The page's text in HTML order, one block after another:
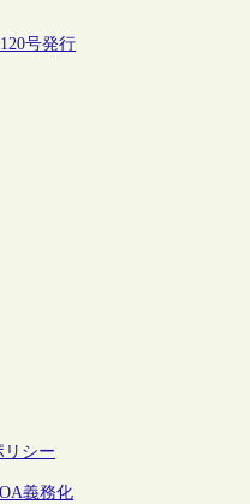
号発行
リシー
義務化